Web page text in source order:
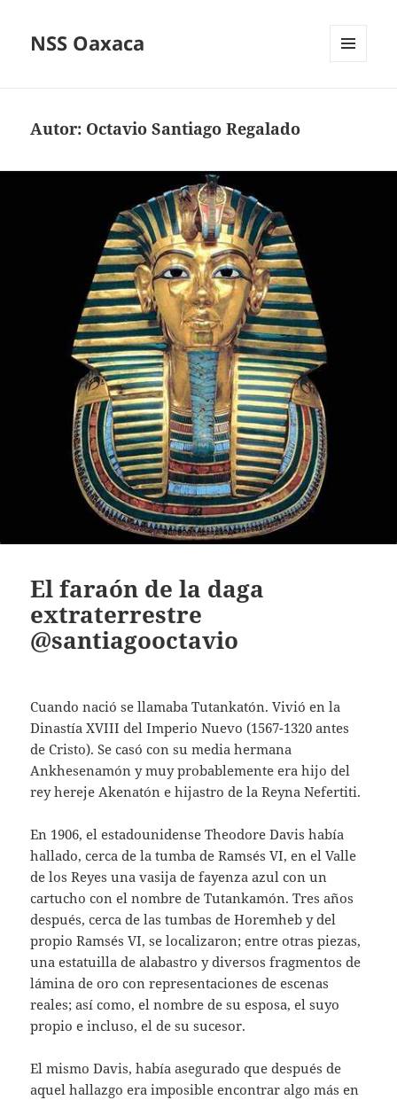
NSS Oaxaca
Autor: Octavio Santiago Regalado
El faraón de la daga
extraterrestre
@santiagooctavio
Cuando nació se llamaba Tutankatón. Vivió en la
Dinastía XVIII del Imperio Nuevo (1567-1320 antes
de Cristo). Se casó con su media hermana
Ankhesenamón y muy probablemente era hijo del
rey hereje Akenatón e hijastro de la Reyna Nefertiti.
En 1906, el estadounidense Theodore Davis había
hallado, cerca de la tumba de Ramsés VI, en el Valle
de los Reyes una vasija de fayenza azul con un
cartucho con el nombre de Tutankamón. Tres años
después, cerca de las tumbas de Horemheb y del
propio Ramsés VI, se localizaron; entre otras piezas,
una estatuilla de alabastro y diversos fragmentos de
lámina de oro con representaciones de escenas
reales; así como, el nombre de su esposa, el suyo
propio e incluso, el de su sucesor.
El mismo Davis, había asegurado que después de
aquel hallazgo era imposible encontrar algo más en